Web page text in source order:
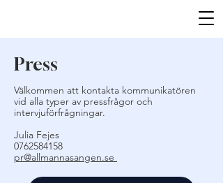
Press
Välkommen att kontakta kommunikatören
vid alla typer av pressfrågor och
intervjuförfrågningar.
Julia Fejes
0762584158
pr@allmannasangen.se